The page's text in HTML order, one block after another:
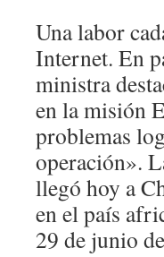
Una labor
Internet. En
ministra
en la misión
problemas
operación».
llegó hoy a
en el país
29 de junio